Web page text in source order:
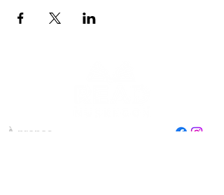
À propos